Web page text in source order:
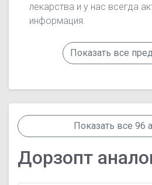
лекарства и у нас всегда
информация.
Показать все
Показать все 96
Дорзопт